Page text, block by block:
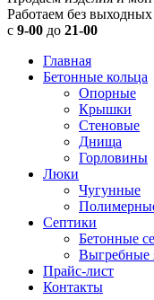
Работаем без
с 9-00 до 21-00
Главная
Бетонные кольца
Опорные
Крышки
Стеновые
Днища
Горловины
Люки
Чугунные
Септики
Бетонные
Выгребные
Прайс-лист
Контакты